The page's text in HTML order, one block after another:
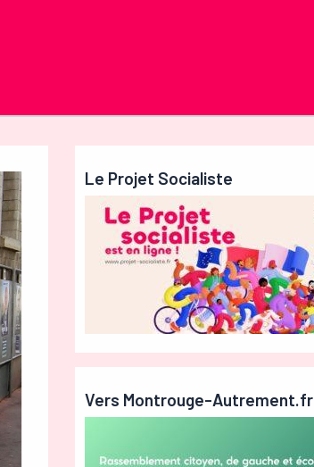
Le Projet Socialiste
Vers Montrouge-Autrement.fr